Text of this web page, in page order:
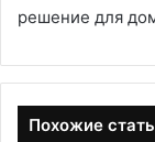
решение для
Похожие